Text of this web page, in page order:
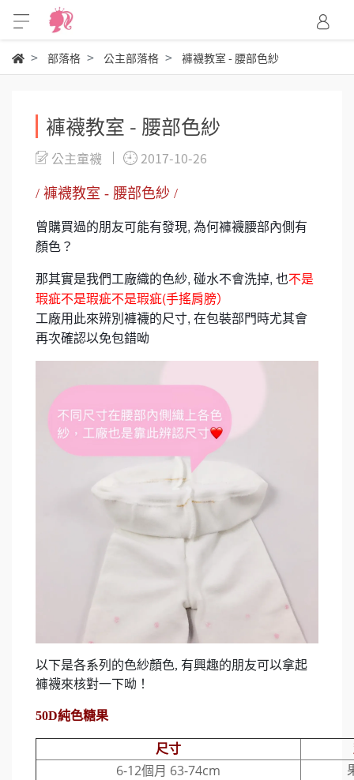
部落格 公主部落格 褲襪教室 - 腰部色紗
褲襪教室 - 腰部色紗
公主童襪 2017-10-26
/ 褲襪教室 - 腰部色紗 /
曾購買過的朋友可能有發現, 為何褲襪腰部內側有
顏色？
那其實是我們工廠織的色紗, 碰水不會洗掉, 也不是
瑕疵不是瑕疵不是瑕疵(手搖肩膀）
工廠用此來辨別褲襪的尺寸, 在包裝部門時尤其會
再次確認以免包錯呦
以下是各系列的色紗顏色, 有興趣的朋友可以拿起
褲襪來核對一下呦！
50D純色糖果
尺寸
6-12個月 63-74cm